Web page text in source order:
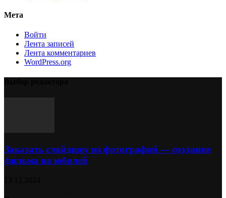
Мета
Войти
Лента записей
Лента комментариев
WordPress.org
Заказать слайдшоу из фотографий — создание
фильма на юбилей